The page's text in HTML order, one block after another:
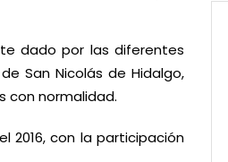
dado por las diferentes
San Nicolás de Hidalgo,
con normalidad.
2016, con la participación